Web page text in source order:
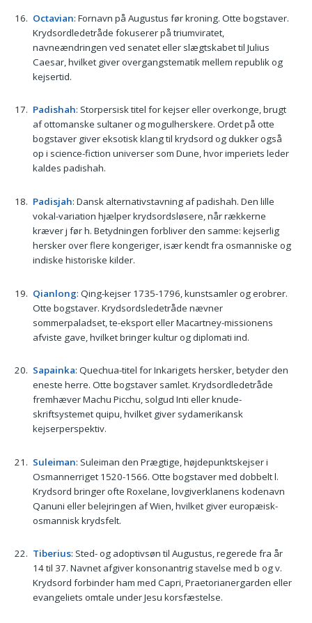
Octavian: Fornavn på Augustus før kroning. Otte bogstaver.
Krydsordledetråde fokuserer på triumviratet,
navneændringen ved senatet eller slægtskabet til Julius
Caesar, hvilket giver overgangstematik mellem republik og
kejsertid.
Padishah: Storpersisk titel for kejser eller overkonge, brugt
af ottomanske sultaner og mogulherskere. Ordet på otte
bogstaver giver eksotisk klang til krydsord og dukker også
op i science-fiction universer som Dune, hvor imperiets leder
kaldes padishah.
Padisjah: Dansk alternativstavning af padishah. Den lille
vokal-variation hjælper krydsordsløsere, når rækkerne
kræver j før h. Betydningen forbliver den samme: kejserlig
hersker over flere kongeriger, især kendt fra osmanniske og
indiske historiske kilder.
Qianlong: Qing-kejser 1735-1796, kunstsamler og erobrer.
Otte bogstaver. Krydsordsledetråde nævner
sommerpaladset, te-eksport eller Macartney-missionens
afviste gave, hvilket bringer kultur og diplomati ind.
Sapainka: Quechua-titel for Inkarigets hersker, betyder den
eneste herre. Otte bogstaver samlet. Krydsordledetråde
fremhæver Machu Picchu, solgud Inti eller knude-
skriftsystemet quipu, hvilket giver sydamerikansk
kejserperspektiv.
Suleiman: Suleiman den Prægtige, højdepunktskejser i
Osmannerriget 1520-1566. Otte bogstaver med dobbelt l.
Krydsord bringer ofte Roxelane, lovgiverklanens kodenavn
Qanuni eller belejringen af Wien, hvilket giver europæisk-
osmannisk krydsfelt.
Tiberius: Sted- og adoptivsøn til Augustus, regerede fra år
14 til 37. Navnet afgiver konsonantrig stavelse med b og v.
Krydsord forbinder ham med Capri, Praetorianergarden eller
evangeliets omtale under Jesu korsfæstelse.